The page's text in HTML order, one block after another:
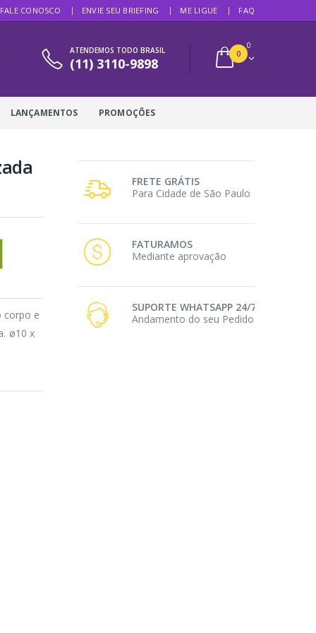
FALE CONOSCO ENVIE SEU BRIEFING ME LIGUE FAQ
ATENDEMOS TODO BRASIL
(11) 3110-9898
0
0
LANÇAMENTOS PROMOÇÕES
corpo e
ø10 x
FRETE GRÁTIS
Para Cidade de São Paulo
FATURAMOS
Mediante aprovação
SUPORTE WHATSAPP 24/7
Andamento do seu Pedido